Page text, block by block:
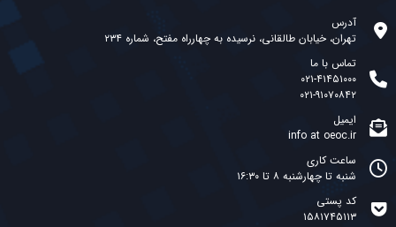
آدرس
تهران، خیابان طالقانی، نرسیده به چهارراه مفتح، شماره ۲۳۴
تماس با ما
۰۲۱-۴۱۴۵۱۰۰۰
۰۲۱-۹۱۰۷۰۸۴۲
ایمیل
info at oeoc.ir
ساعت کاری
شنبه تا چهارشنبه ۸ تا ۱۶:۳۰
کد پستی
۱۵۸۱۷۴۵۱۱۳